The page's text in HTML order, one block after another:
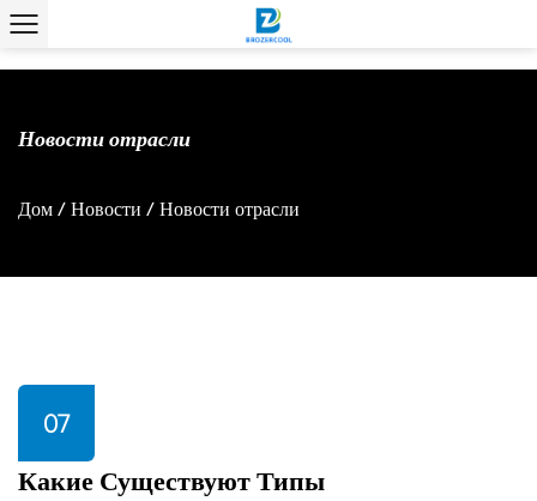
Новости отрасли
Дом / Новости / Новости отрасли
07
Какие Существуют Типы